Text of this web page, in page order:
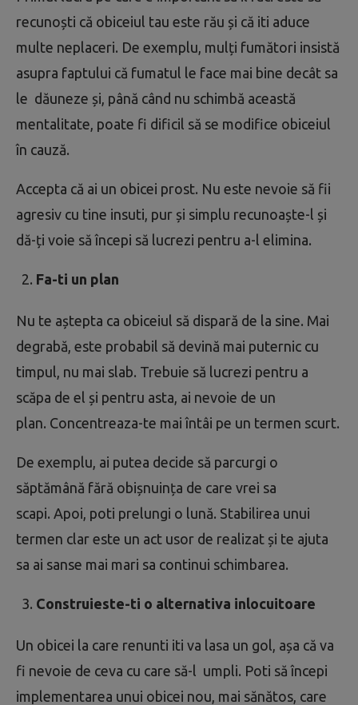
recunoști că obiceiul tau este rău și că iti aduce
multe neplaceri. De exemplu, mulți fumători insistă
asupra faptului că fumatul le face mai bine decât sa
le dăuneze și, până când nu schimbă această
mentalitate, poate fi dificil să se modifice obiceiul
în cauză.
Accepta că ai un obicei prost. Nu este nevoie să fii
agresiv cu tine insuti, pur și simplu recunoaște-l și
dă-ți voie să începi să lucrezi pentru a-l elimina.
Fa-ti un plan
Nu te aștepta ca obiceiul să dispară de la sine. Mai
degrabă, este probabil să devină mai puternic cu
timpul, nu mai slab. Trebuie să lucrezi pentru a
scăpa de el și pentru asta, ai nevoie de un
plan. Concentreaza-te mai întâi pe un termen scurt.
De exemplu, ai putea decide să parcurgi o
săptămână fără obișnuința de care vrei sa
scapi. Apoi, poti prelungi o lună. Stabilirea unui
termen clar este un act usor de realizat și te ajuta
sa ai sanse mai mari sa continui schimbarea.
Construieste-ti o alternativa inlocuitoare
Un obicei la care renunti iti va lasa un gol, așa că va
fi nevoie de ceva cu care să-l umpli. Poti să începi
implementarea unui obicei nou, mai sănătos, care